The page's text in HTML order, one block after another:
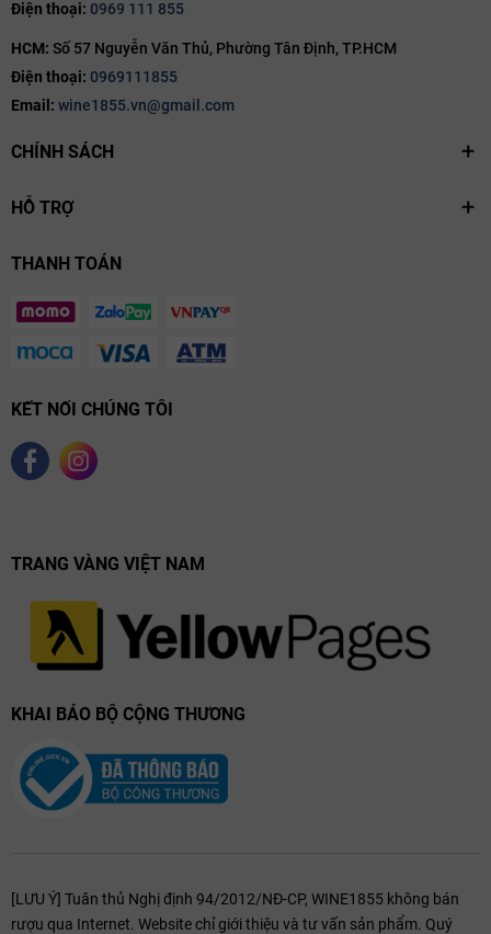
Điện thoại: 0969 111 855
HCM: Số 57 Nguyễn Văn Thủ, Phường Tân Định, TP.HCM
Điện thoại: 0969111855
Email: wine1855.vn@gmail.com
CHÍNH SÁCH
HỖ TRỢ
THANH TOÁN
KẾT NỐI CHÚNG TÔI
TRANG VÀNG VIỆT NAM
KHAI BÁO BỘ CỘNG THƯƠNG
[LƯU Ý] Tuân thủ Nghị định 94/2012/NĐ-CP, WINE1855 không bán
rượu qua Internet. Website chỉ giới thiệu và tư vấn sản phẩm. Quý